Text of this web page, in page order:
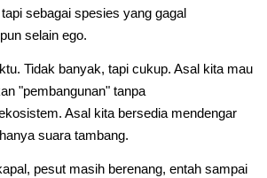
sebagai spesies yang gagal
selain ego.
Tidak banyak, tapi cukup. Asal kita mau
"pembangunan" tanpa
Asal kita bersedia mendengar
suara tambang.
pesut masih berenang, entah sampai